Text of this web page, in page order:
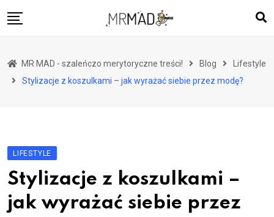
to
Dom
Motoryzacja
Ciekawostki
Rodzina
MR MAD - szaleńczo merytoryczne treści! Blog
Lifestyle
Stylizacje z koszulkami – jak wyrażać siebie przez modę?
LIFESTYLE
Stylizacje z koszulkami –
jak wyrażać siebie przez